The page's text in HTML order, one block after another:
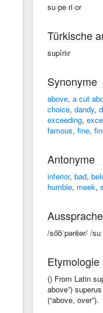
su·pe·ri·or
Türkische
supîriır
Synonyme
above, a cut
choice, dandy,
exceeding,
famous, fine,
Antonyme
inferior, bad,
humble, meek,
Aussprache
/so͞oˈpərēər/ /
Etymologie
() From Latin
above”)
(“above, over”).